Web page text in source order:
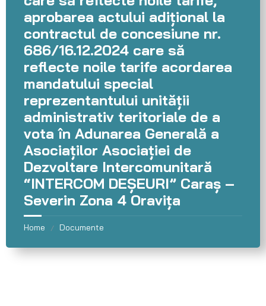
aprobarea actului adițional la
contractul de concesiune nr.
686/16.12.2024 care să
reflecte noile tarife acordarea
mandatului special
reprezentantului unității
administrativ teritoriale de a
vota în Adunarea Generală a
Asociaților Asociației de
Dezvoltare Intercomunitară
“INTERCOM DEȘEURI” Caraș –
Severin Zona 4 Oravița
Home / Documente